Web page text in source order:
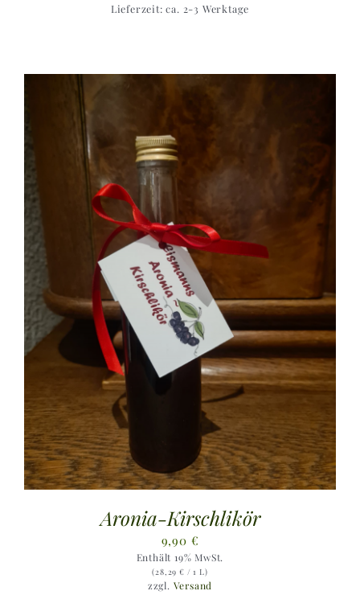
Lieferzeit: ca. 2-3 Werktage
Aronia-Kirschlikör
9,90 €
Enthält 19% MwSt.
(28,29€ / 1 L)
zzgl. Versand